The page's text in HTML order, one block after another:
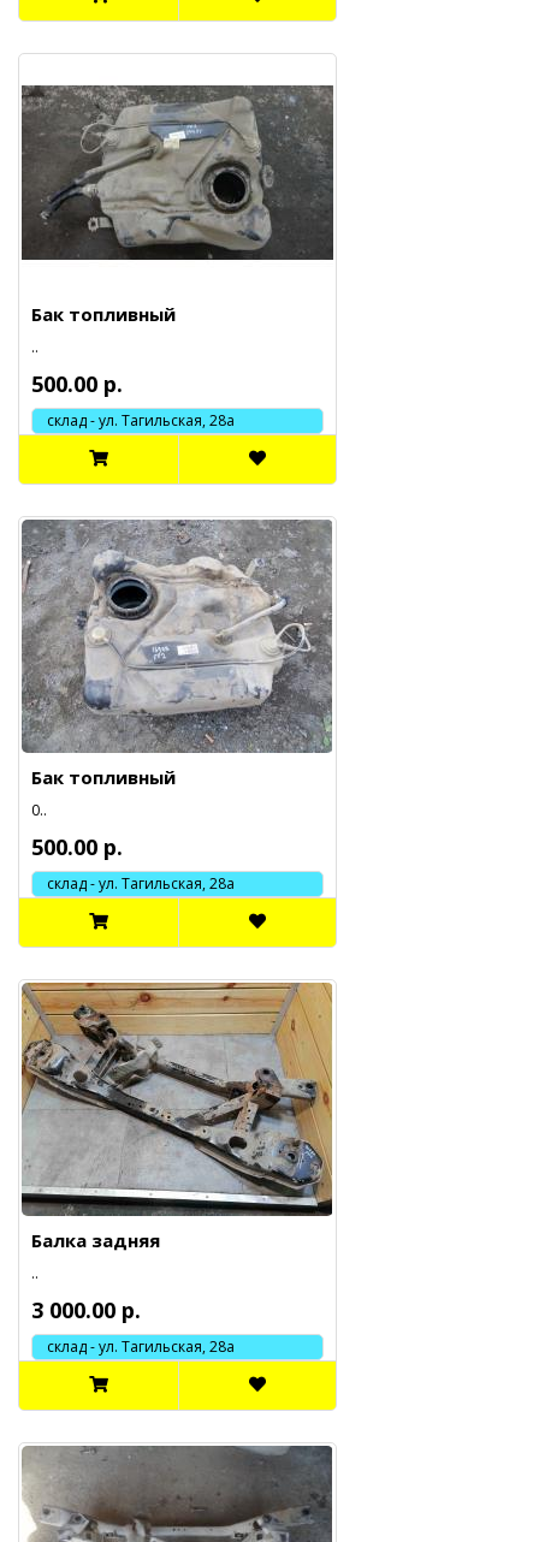
Бак топливный
..
500.00 р.
склад - ул. Тагильская, 28а
Бак топливный
0..
500.00 р.
склад - ул. Тагильская, 28а
Балка задняя
..
3 000.00 р.
склад - ул. Тагильская, 28а